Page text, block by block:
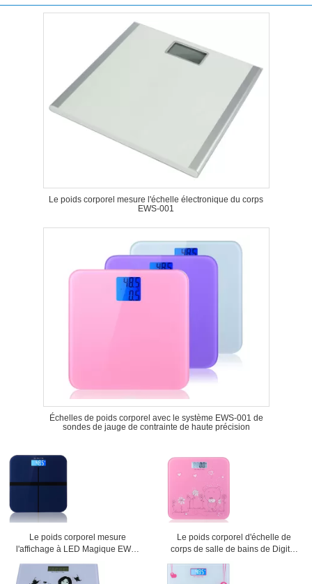
Le poids corporel mesure l'échelle électronique du corps
EWS-001
Échelles de poids corporel avec le système EWS-001 de
sondes de jauge de contrainte de haute précision
Le poids corporel mesure
l'affichage à LED Magique EWS-
Le poids corporel d'échelle de
corps de salle de bains de Digital
mesure EWS-004